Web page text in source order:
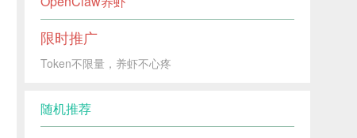
限时推广
Token不限量，养虾不心疼
随机推荐